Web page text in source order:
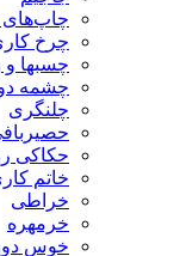
چرخ
چسبها و
چشمه
چلنگری
حکاکی
خاتم
خراطی
خرمهره
خوس